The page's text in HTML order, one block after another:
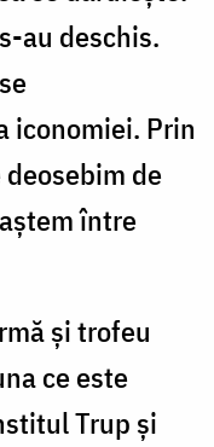
au deschis.
iconomiei. Prin
de
între
și trofeu
ce este
Trup și